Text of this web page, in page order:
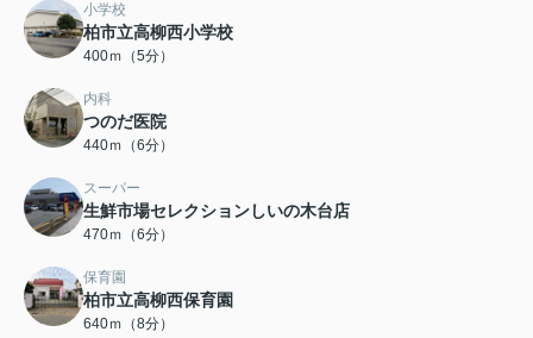
小学校
柏市立高柳西小学校
400ｍ（5分）
内科
つのだ医院
440ｍ（6分）
スーパー
生鮮市場セレクションしいの木台店
470ｍ（6分）
保育園
柏市立高柳西保育園
640ｍ（8分）